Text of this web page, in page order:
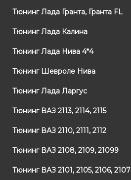
Тюнинг Лада Гранта, Гранта FL
Тюнинг Лада Калина
Тюнинг Лада Нива 4*4
Тюнинг Шевроле Нива
Тюнинг Лада Ларгус
Тюнинг ВАЗ 2113, 2114, 2115
Тюнинг ВАЗ 2110, 2111, 2112
Тюнинг ВАЗ 2108, 2109, 21099
Тюнинг ВАЗ 2101, 2105, 2106, 2107